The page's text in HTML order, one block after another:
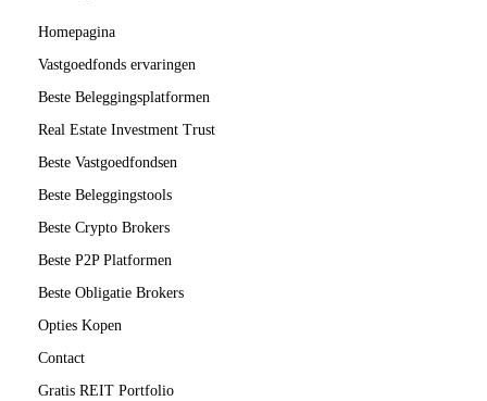
Homepagina
Vastgoedfonds ervaringen
Beste Beleggingsplatformen
Real Estate Investment Trust
Beste Vastgoedfondsen
Beste Beleggingstools
Beste Crypto Brokers
Beste P2P Platformen
Beste Obligatie Brokers
Opties Kopen
Contact
Gratis REIT Portfolio